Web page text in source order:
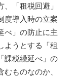
「租税回避」
度導入時の立案
べ」の防止に主
ようとする「租
課税繰延べ」の
ものなのか、